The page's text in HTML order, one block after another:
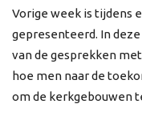
Vorige week is tijdens
gepresenteerd. In
van de gesprekken
hoe men naar de
om de kerkgebouwen